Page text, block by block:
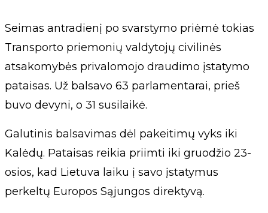
Seimas antradienį po svarstymo priėmė tokias
Transporto priemonių valdytojų civilinės
atsakomybės privalomojo draudimo įstatymo
pataisas. Už balsavo 63 parlamentarai, prieš
buvo devyni, o 31 susilaikė.
Galutinis balsavimas dėl pakeitimų vyks iki
Kalėdų. Pataisas reikia priimti iki gruodžio 23-
osios, kad Lietuva laiku į savo įstatymus
perkeltų Europos Sąjungos direktyvą.